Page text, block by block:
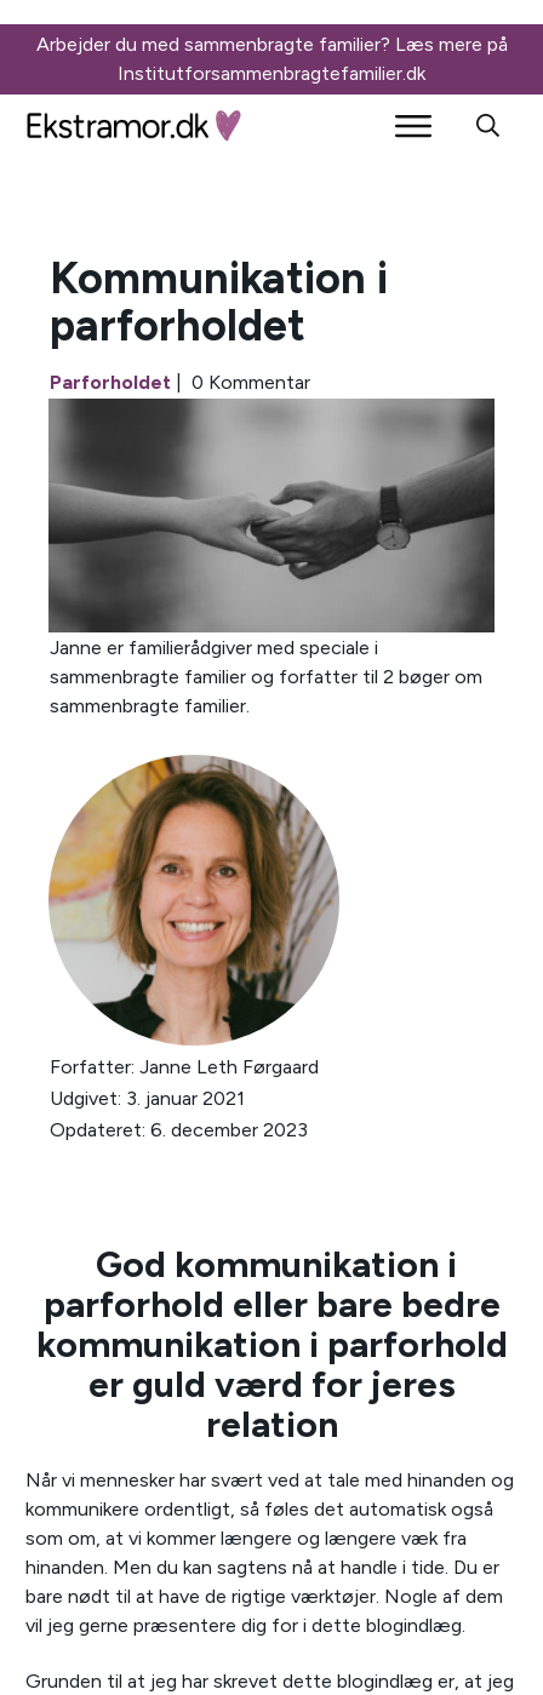
Arbejder du med sammenbragte familier? Læs mere på
Institutforsammenbragtefamilier.dk
Kommunikation i
parforholdet
Parforholdet 0 Kommentar
Janne er familierådgiver med speciale i
sammenbragte familier og forfatter til 2 bøger om
sammenbragte familier.
Forfatter: Janne Leth Førgaard
Udgivet: 3. januar 2021
Opdateret: 6. december 2023
God kommunikation i
parforhold eller bare bedre
kommunikation i parforhold
er guld værd for jeres
relation
Når vi mennesker har svært ved at tale med hinanden og
kommunikere ordentligt, så føles det automatisk også
som om, at vi kommer længere og længere væk fra
hinanden. Men du kan sagtens nå at handle i tide. Du er
bare nødt til at have de rigtige værktøjer. Nogle af dem
vil jeg gerne præsentere dig for i dette blogindlæg.
Grunden til at jeg har skrevet dette blogindlæg er, at jeg